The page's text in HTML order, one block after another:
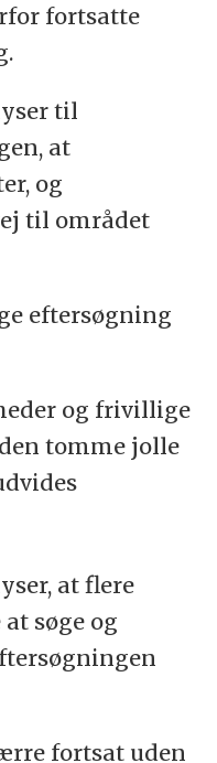
fortsatte
til
at
og
til området
eftersøgning
og frivillige
tomme jolle
at flere
søge og
fortsat uden